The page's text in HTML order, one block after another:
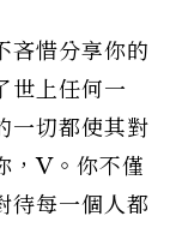
吝惜分享你的
世上任何一
一切都使其對
，V。你不僅
待每一個人都